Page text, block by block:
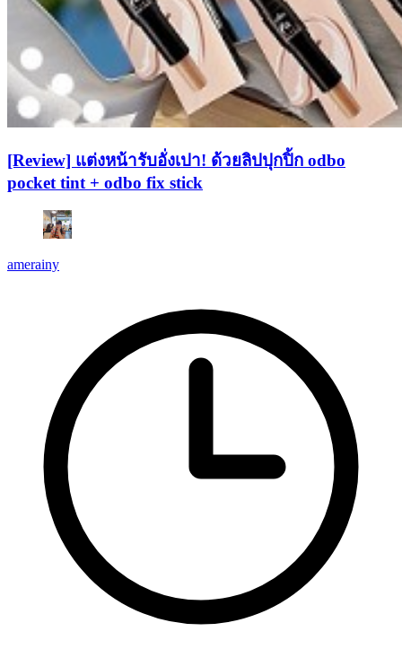
[Review] แต่งหน้ารับอั่งเปา! ด้วยลิปปุกปิ้ก odbo
pocket tint + odbo fix stick
amerainy